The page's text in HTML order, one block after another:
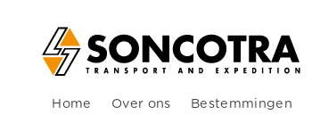
Home Over ons Bestemmingen